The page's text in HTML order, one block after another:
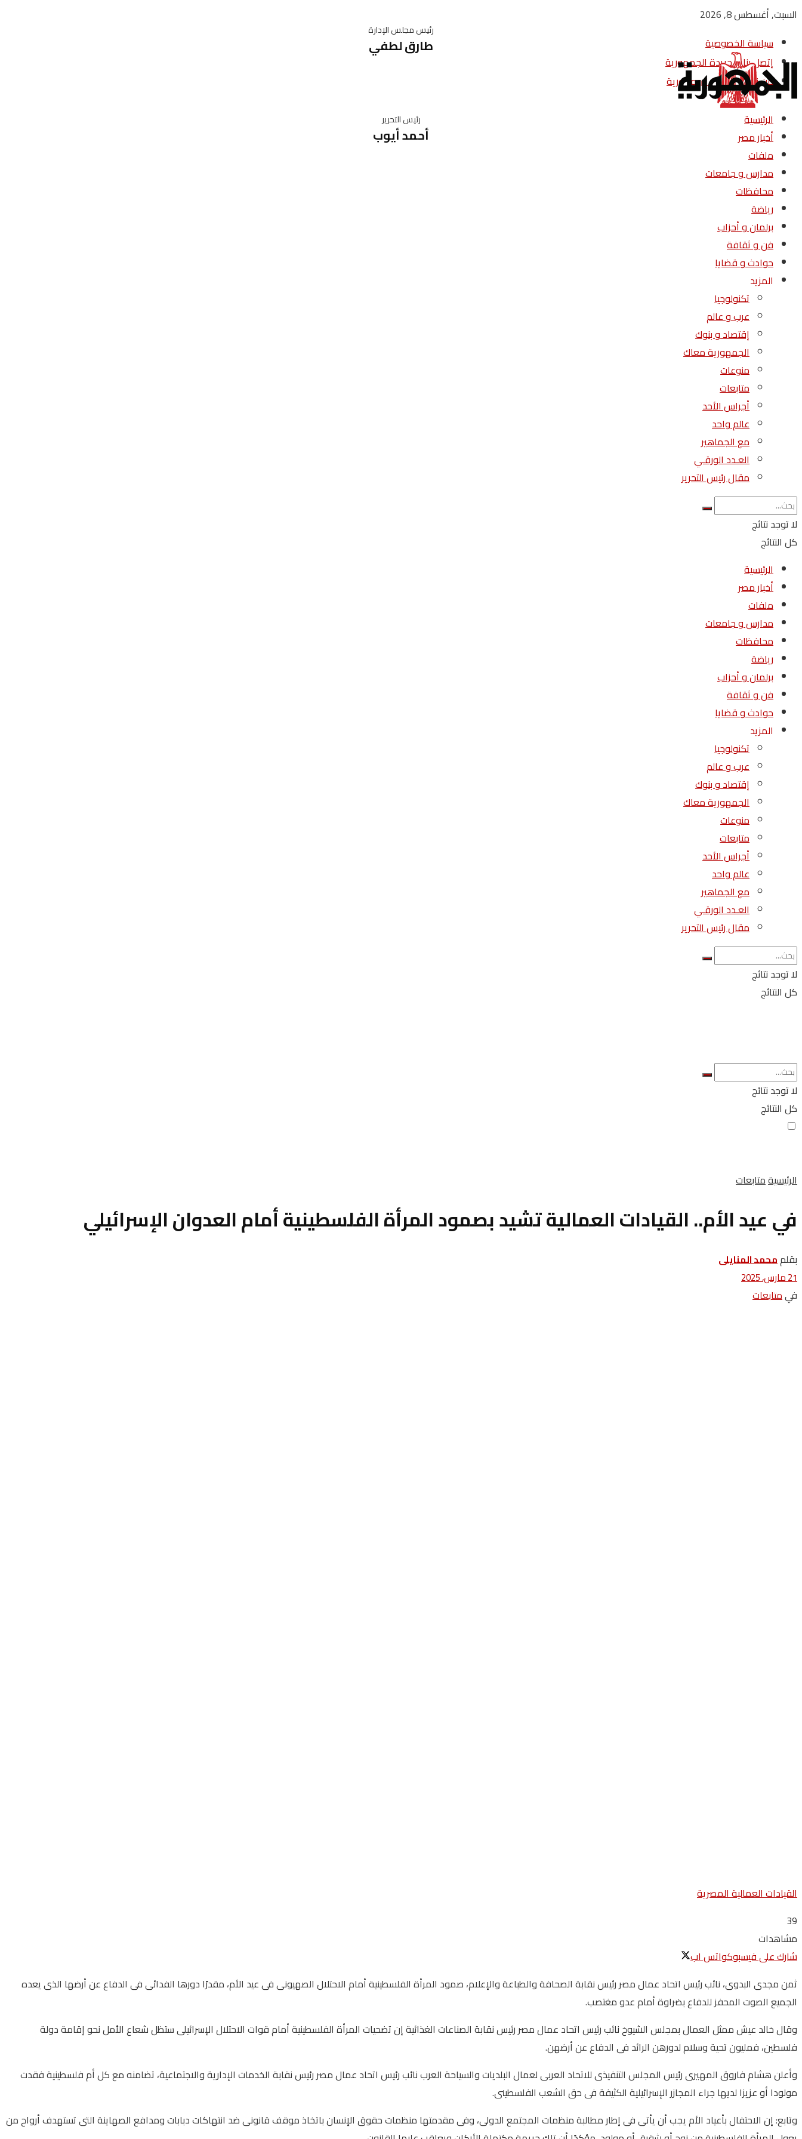
السبت, أغسطس 8, 2026
سياسة الخصوصية
إتصل بنا – جريدة الجمهورية
من نحن – جريدة الجمهورية
رئيس مجلس الإدارة
طارق لطفي
رئيس التحرير
أحمد أيوب
الرئيسية
أخبار مصر
ملفات
مدارس و جامعات
محافظات
رياضة
برلمان و أحزاب
فن و ثقافة
حوادث و قضايا
المزيد
تكنولوجيا
عرب و عالم
إقتصاد و بنوك
الجمهورية معاك
منوعات
متابعات
أجراس الأحد
عالم واحد
مع الجماهير
العـدد الورقـي
مقال رئيس التحرير
لا توجد نتائج
كل النتائج
الرئيسية
أخبار مصر
ملفات
مدارس و جامعات
محافظات
رياضة
برلمان و أحزاب
فن و ثقافة
حوادث و قضايا
المزيد
تكنولوجيا
عرب و عالم
إقتصاد و بنوك
الجمهورية معاك
منوعات
متابعات
أجراس الأحد
عالم واحد
مع الجماهير
العـدد الورقـي
مقال رئيس التحرير
لا توجد نتائج
كل النتائج
لا توجد نتائج
كل النتائج
الرئيسيةمتابعات
في عيد الأم.. القيادات العمالية تشيد بصمود المرأة الفلسطينية أمام العدوان الإسرائيلي
بقلممحمد‭ ‬المنايلى
21 مارس، 2025
فيمتابعات
القيادات العمالية المصرية
39
مشاهدات
شارك على فيسبوكواتس اب
ثمن مجدى البدوى، نائب رئيس اتحاد عمال مصر رئيس نقابة الصحافة والطباعة والإعلام، صمود المرأة الفلسطينية أمام الاحتلال الصهيونى فى عيد الأم، مقدرًا دورها الفدائى فى الدفاع عن أرضها الذى يعده
الجميع الصوت المحفز للدفاع بضراوة أمام عدو مغتصب.
وقال خالد عيش ممثل العمال بمجلس الشيوخ نائب رئيس اتحاد عمال مصر رئيس نقابة الصناعات الغذائية إن تضحيات المرأة الفلسطينية أمام قوات الاحتلال الإسرائيلى ستظل شعاع الأمل نحو إقامة دولة
فلسطين، فمليون تحية وسلام لدورهن الرائد فى الدفاع عن أرضهن.
وأعلن هشام فاروق المهيرى رئيس المجلس التنفيذى للاتحاد العربى لعمال البلديات والسياحة العرب نائب رئيس اتحاد عمال مصر رئيس نقابة الخدمات الإدارية والاجتماعية، تضامنه مع كل أم فلسطينية فقدت
مولودا أو عزيزا لديها جراء المجازر الإسرائيلية الكثيفة فى حق الشعب الفلسطينى.
وتابع: إن الاحتفال بأعياد الأم يجب أن يأتى فى إطار مطالبة منظمات المجتمع الدولى، وفى مقدمتها منظمات حقوق الإنسان باتخاذ موقف قانونى ضد انتهاكات دبابات ومدافع الصهاينة التى تستهدف أرواح من